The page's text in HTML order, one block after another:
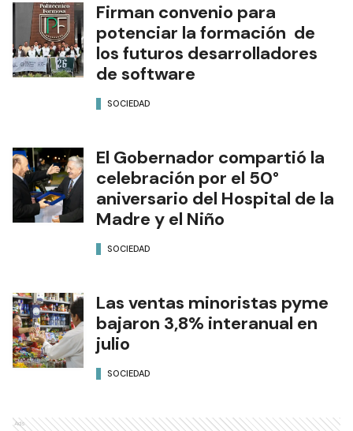
Firman convenio para
potenciar la formación de
los futuros desarrolladores
de software
SOCIEDAD
El Gobernador compartió la
celebración por el 50°
aniversario del Hospital de la
Madre y el Niño
SOCIEDAD
Las ventas minoristas pyme
bajaron 3,8% interanual en
julio
SOCIEDAD
Ads